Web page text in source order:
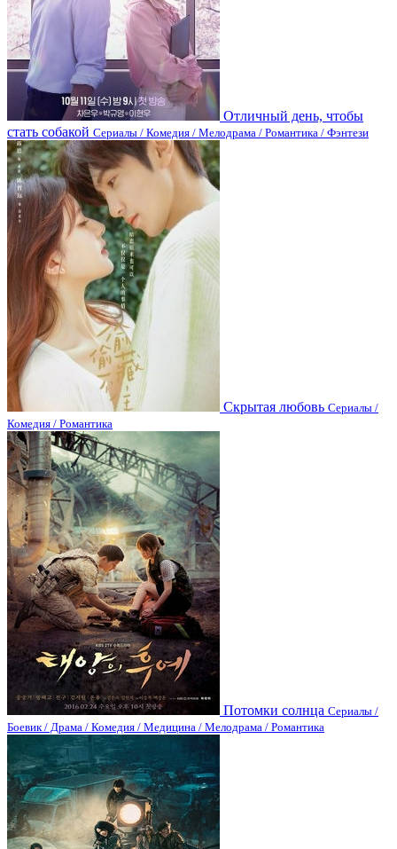
Отличный день, чтобы
стать собакой Сериалы / Комедия / Мелодрама / Романтика / Фэнтези
Скрытая любовь Сериалы /
Комедия / Романтика
Потомки солнца Сериалы /
Боевик / Драма / Комедия / Медицина / Мелодрама / Романтика